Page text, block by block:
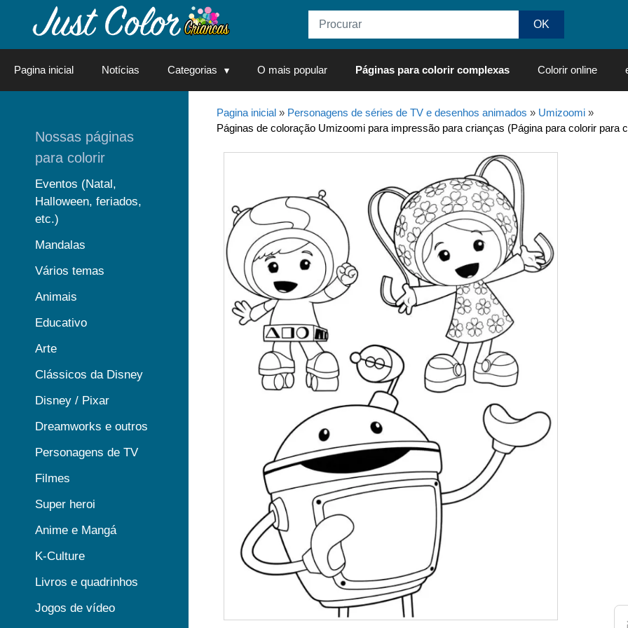
Pagina inicial Notícias Categorias O mais popular Páginas para colorir complexas Colorir online
Pagina inicial» Personagens de séries de TV e desenhos animados » Umizoomi»
Páginas de coloração Umizoomi para impressão para crianças (Página para colorir para
Nossas páginas
para colorir
Eventos (Natal,
Halloween, feriados,
etc.)
Mandalas
Vários temas
Animais
Educativo
Arte
Clássicos da Disney
Disney / Pixar
Dreamworks e outros
Personagens de TV
Filmes
Super heroi
Anime e Mangá
K-Culture
Livros e quadrinhos
Jogos de vídeo